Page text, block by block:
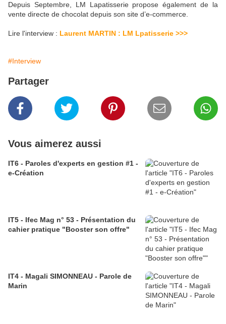
Depuis Septembre, LM Lapatisserie propose également de la
vente directe de chocolat depuis son site d’e-commerce.
Lire l'interview : Laurent MARTIN : LM Lpatisserie >>>
#Interview
Partager
Vous aimerez aussi
IT6 - Paroles d'experts en gestion #1 -
e-Création
IT5 - Ifec Mag n° 53 - Présentation du
cahier pratique "Booster son offre"
IT4 - Magali SIMONNEAU - Parole de
Marin